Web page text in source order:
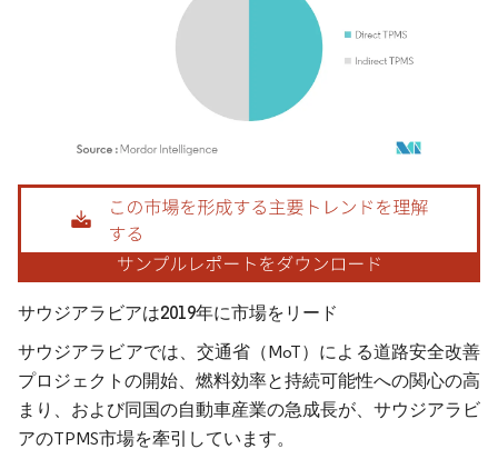
画像 © Mordor Intelligence。再利用にはCC BY 4.0の表示が必要です。
サウジアラビアは2019年に市場をリード
サウジアラビアでは、交通省（MoT）による道路安全改善
プロジェクトの開始、燃料効率と持続可能性への関心の高
まり、および同国の自動車産業の急成長が、サウジアラビ
アのTPMS市場を牽引しています。